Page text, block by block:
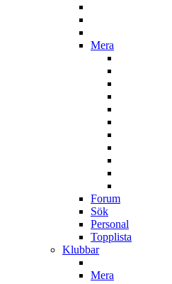
Mera
Forum
Sök
Personal
Topplista
Klubbar
Mera